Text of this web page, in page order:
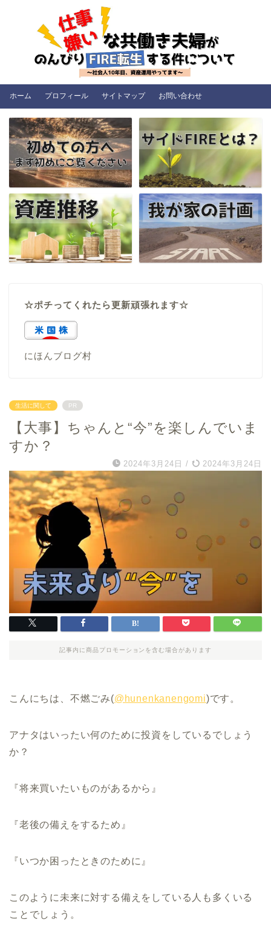
ホーム プロフィール サイトマップ お問い合わせ
☆ポチってくれたら更新頑張れます☆
にほんブログ村
生活に関して PR
【大事】ちゃんと“今”を楽しんでいま
すか？
2024年3月24日 / 2024年3月24日
記事内に商品プロモーションを含む場合があります
こんにちは、不燃ごみ(@hunenkanengomi)です。
アナタはいったい何のために投資をしているでしょう
か？
『将来買いたいものがあるから』
『老後の備えをするため』
『いつか困ったときのために』
このように未来に対する備えをしている人も多くいる
ことでしょう。